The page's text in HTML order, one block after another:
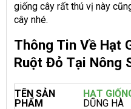
giống cây rất thú vị này
cây nhé.
Thông Tin Về Hạt
Ruột Đỏ Tại Nông
TÊN SẢN
PHẨM
HẠT
DŨNG HÀ